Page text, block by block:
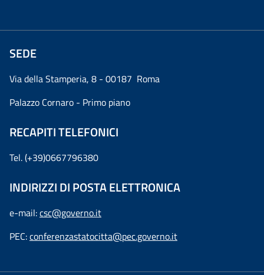
SEDE
Via della Stamperia, 8 - 00187 Roma
Palazzo Cornaro - Primo piano
RECAPITI TELEFONICI
Tel. (+39)0667796380
INDIRIZZI DI POSTA ELETTRONICA
e-mail:csc@governo.it
PEC:conferenzastatocitta@pec.governo.it